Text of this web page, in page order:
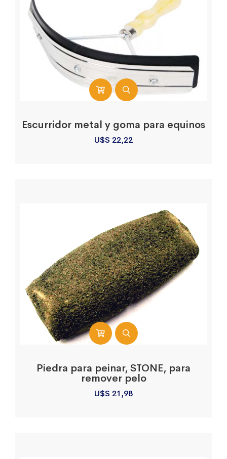
Escurridor metal y goma para equinos
U$S 22,22
Piedra para peinar, STONE, para
remover pelo
U$S 21,98